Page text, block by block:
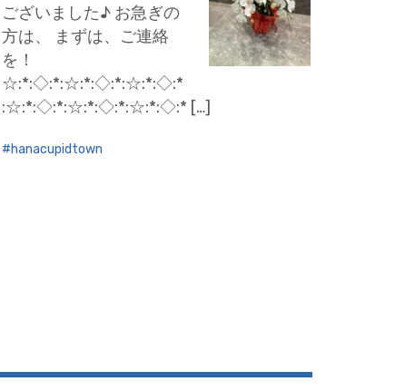
ございました♪ お急ぎの
方は、 まずは、ご連絡
を！
☆:*:◇:*:☆:*:◇:*:☆:*:◇:*
:☆:*:◇:*:☆:*:◇:*:☆:*:◇:* […]
hanacupidtown